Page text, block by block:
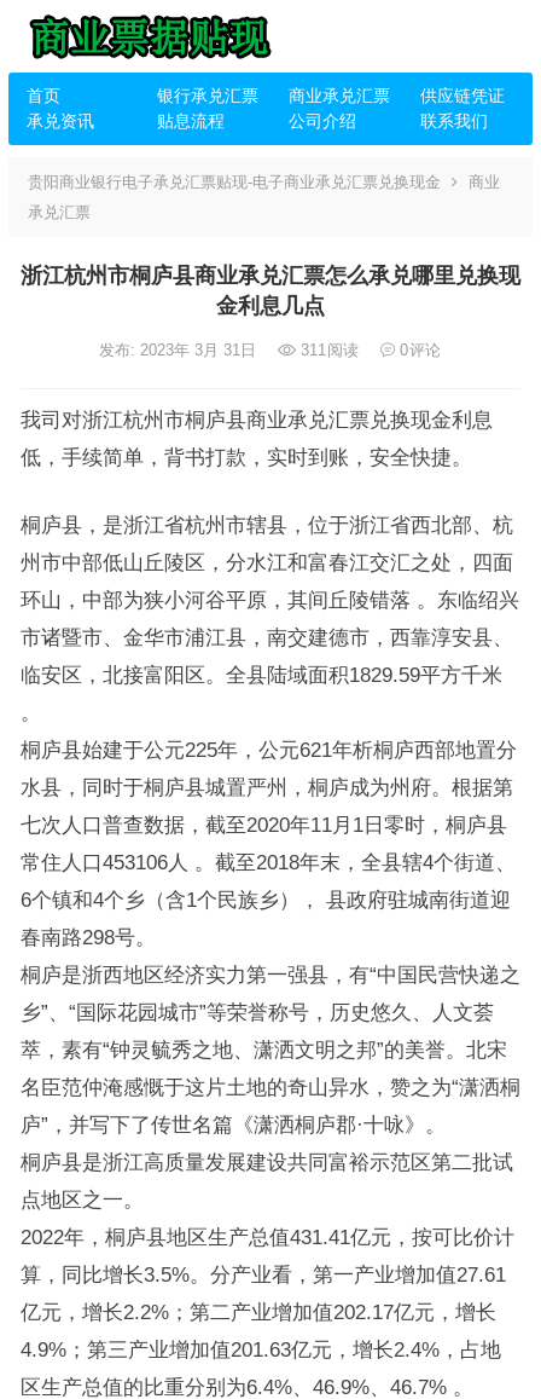
首页 银行承兑汇票 商业承兑汇票
供应链凭证
承兑资讯
贴息流程 公司介绍 联系我们
贵阳商业银行电子承兑汇票贴现-电子商业承兑汇票兑换现金
商业
承兑汇票
浙江杭州市桐庐县商业承兑汇票怎么承兑哪里兑换现
金利息几点
发布: 2023年 3月 31日 311阅读 0评论
我司对浙江杭州市桐庐县商业承兑汇票兑换现金利息
低，手续简单，背书打款，实时到账，安全快捷。
桐庐县，是浙江省杭州市辖县，位于浙江省西北部、杭
州市中部低山丘陵区，分水江和富春江交汇之处，四面
环山，中部为狭小河谷平原，其间丘陵错落 。东临绍兴
市诸暨市、金华市浦江县，南交建德市，西靠淳安县、
临安区，北接富阳区。全县陆域面积1829.59平方千米
。
桐庐县始建于公元225年，公元621年析桐庐西部地置分
水县，同时于桐庐县城置严州，桐庐成为州府。根据第
七次人口普查数据，截至2020年11月1日零时，桐庐县
常住人口453106人 。截至2018年末，全县辖4个街道、
6个镇和4个乡（含1个民族乡）， 县政府驻城南街道迎
春南路298号。
桐庐是浙西地区经济实力第一强县，有“中国民营快递之
乡”、“国际花园城市”等荣誉称号，历史悠久、人文荟
萃，素有“钟灵毓秀之地、潇洒文明之邦”的美誉。北宋
名臣范仲淹感慨于这片土地的奇山异水，赞之为“潇洒桐
庐”，并写下了传世名篇《潇洒桐庐郡·十咏》。
桐庐县是浙江高质量发展建设共同富裕示范区第二批试
点地区之一。
2022年，桐庐县地区生产总值431.41亿元，按可比价计
算，同比增长3.5%。分产业看，第一产业增加值27.61
亿元，增长2.2%；第二产业增加值202.17亿元，增长
4.9%；第三产业增加值201.63亿元，增长2.4%，占地
区生产总值的比重分别为6.4%、46.9%、46.7% 。